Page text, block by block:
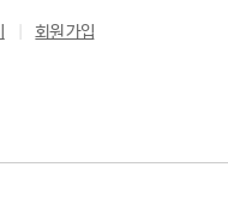
회원 가입